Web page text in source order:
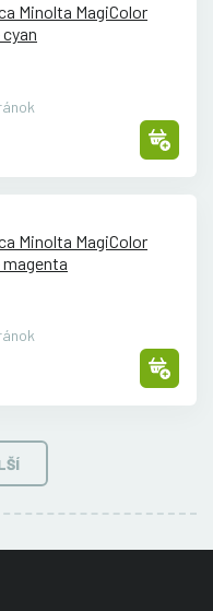
Minolta MagiColor
- cyan
Minolta MagiColor
- magenta